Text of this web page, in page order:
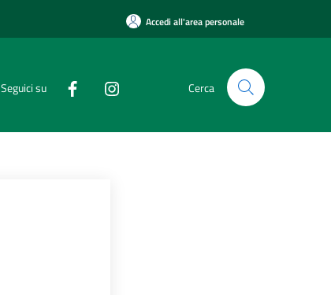
Accedi all'area personale
Seguici su Cerca